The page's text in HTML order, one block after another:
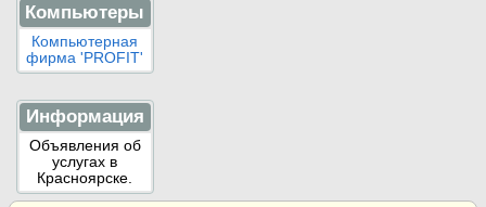
Компьютеры
Компьютерная
фирма 'PROFIT'
Информация
Объявления об
услугах в
Красноярске.